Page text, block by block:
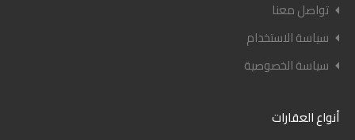
تواصل معنا
سياسة الاستخدام
سياسة الخصوصية
أنواع العقارات